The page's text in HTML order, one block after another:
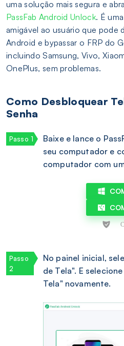
uma solução mais segura e
PassFab Android Unlock. É
amigável ao usuário que pode
Android e bypassar o FRP do
incluindo Samsung, Vivo,
OnePlus, sem problemas.
Como Desbloquear
Senha
Baixe e lance o
seu computador e
computador com
No painel inicial,
de Tela". E
Tela" novamente.